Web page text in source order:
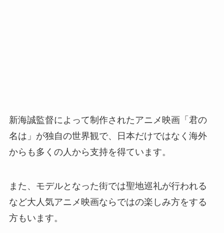
新海誠監督によって制作されたアニメ映画「君の
名は」が独自の世界観で、日本だけではなく海外
からも多くの人から支持を得ています。
また、モデルとなった街では聖地巡礼が行われる
など大人気アニメ映画ならではの楽しみ方をする
方もいます。